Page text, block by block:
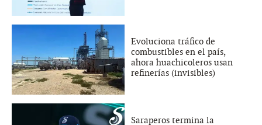
Evoluciona tráfico de
combustibles en el país,
ahora huachicoleros usan
refinerías (invisibles)
Saraperos termina la